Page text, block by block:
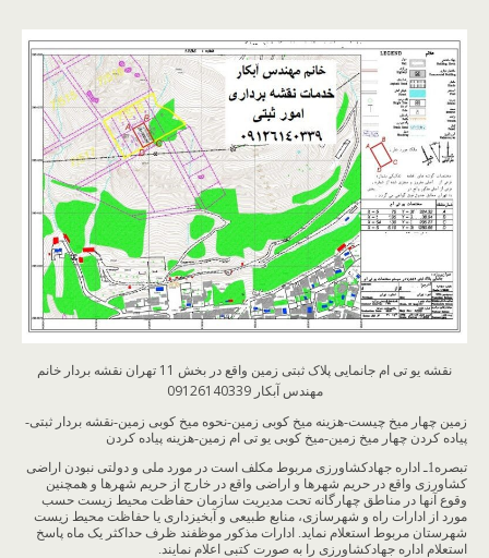
نقشه یو تی ام جانمایی پلاک ثبتی زمین واقع در بخش 11 تهران نقشه بردار خانم
مهندس آبکار 09126140339
زمین چهار میخ چیست-هزینه میخ کوبی زمین-نحوه میخ کوبی زمین-نقشه بردار ثبتی-
پیاده کردن چهار میخ زمین-میخ کوبی یو تی ام زمین-هزینه پیاده کردن
تبصره1ـ اداره جهادکشاورزی مربوط مکلف است در مورد ملی و دولتی نبودن اراضی
کشاورزی واقع در حریم شهرها و اراضی واقع در خارج از حریم شهرها و همچنین
وقوع آنها در مناطق چهارگانه تحت مدیریت سازمان حفاظت محیط زیست حسب
مورد از ادارات راه و شهرسازی، منابع طبیعی و آبخیزداری یا حفاظت محیط زیست
شهرستان مربوط استعلام نماید. ادارات مذکور موظفند ظرف حداکثر یک ماه پاسخ
استعلام اداره جهادکشاورزی را به صورت کتبی اعلام نمایند.